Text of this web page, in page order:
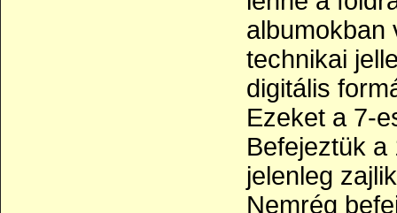
albumokban
technikai
digitális
Ezeket a 7-
Befejeztük a
jelenleg
Nemrég